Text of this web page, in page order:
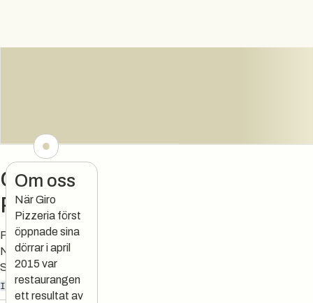
Giro
Pizzeria
Pizzeria
Napoletana in
Stockholm 🇮🇹
ITALIENSKTPIZZA
Om oss
När Giro
Pizzeria först
öppnade sina
dörrar i april
2015 var
restaurangen
ett resultat av